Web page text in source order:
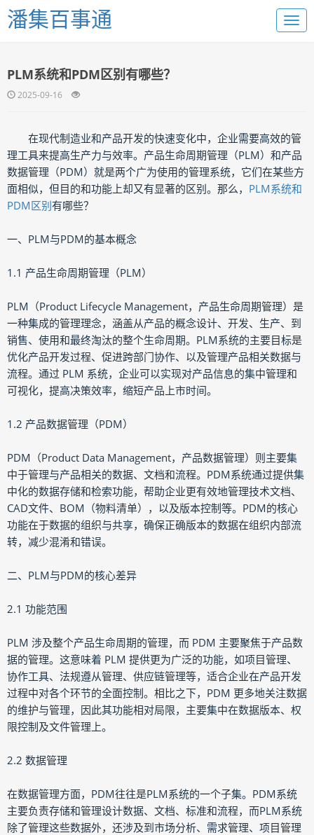
潘集百事通
PLM系统和PDM区别有哪些？
2025-09-16
在现代制造业和产品开发的快速变化中，企业需要高效的管
理工具来提高生产力与效率。产品生命周期管理（PLM）和产品
数据管理（PDM）就是两个广为使用的管理系统，它们在某些方
面相似，但目的和功能上却又有显著的区别。那么， PLM系统和
PDM区别有哪些？
一、PLM与PDM的基本概念
1.1 产品生命周期管理（PLM）
PLM（Product Lifecycle Management，产品生命周期管理）是
一种集成的管理理念，涵盖从产品的概念设计、开发、生产、到
销售、使用和最终淘汰的整个生命周期。PLM系统的主要目标是
优化产品开发过程、促进跨部门协作、以及管理产品相关数据与
流程。通过 PLM 系统，企业可以实现对产品信息的集中管理和
可视化，提高决策效率，缩短产品上市时间。
1.2 产品数据管理（PDM）
PDM（Product Data Management，产品数据管理）则主要集
中于管理与产品相关的数据、文档和流程。PDM系统通过提供集
中化的数据存储和检索功能，帮助企业更有效地管理技术文档、
CAD文件、BOM（物料清单），以及版本控制等。PDM的核心
功能在于数据的组织与共享，确保正确版本的数据在组织内部流
转，减少混淆和错误。
二、PLM与PDM的核心差异
2.1 功能范围
PLM 涉及整个产品生命周期的管理，而 PDM 主要聚焦于产品数
据的管理。这意味着 PLM 提供更为广泛的功能，如项目管理、
协作工具、法规遵从管理、供应链管理等，适合企业在产品开发
过程中对各个环节的全面控制。相比之下，PDM 更多地关注数据
的维护与管理，因此其功能相对局限，主要集中在数据版本、权
限控制及文件管理上。
2.2 数据管理
在数据管理方面，PDM往往是PLM系统的一个子集。PDM系统
主要负责存储和管理设计数据、文档、标准和流程，而PLM系统
除了管理这些数据外，还涉及到市场分析、需求管理、项目管理